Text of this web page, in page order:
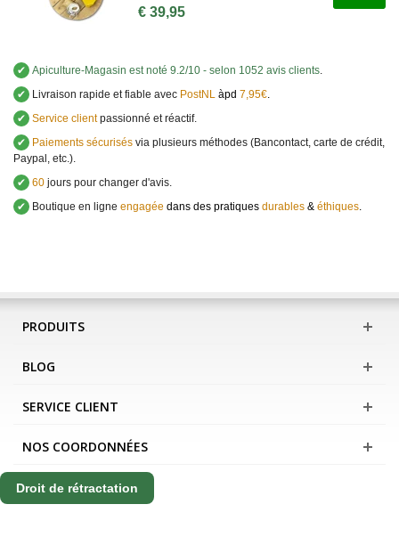
€ 39,95
✔ Apiculture-Magasin est noté 9.2/10 - selon 1052 avis clients.
✔
Livraison rapide et fiable avec PostNL àpd 7,95€.
✔ Service clientpassionné et réactif.
✔
Paiements sécurisés via plusieurs méthodes (Bancontact, carte de crédit,
Paypal, etc.).
✔ 60 jours pour changer d'avis.
✔
Boutique en ligne engagée dans des pratiques durables & éthiques.
PRODUITS
BLOG
SERVICE CLIENT
NOS COORDONNÉES
Droit de rétractation